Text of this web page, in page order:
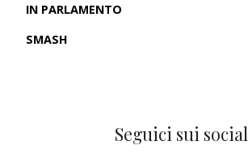
IN PARLAMENTO
SMASH
Seguici sui social